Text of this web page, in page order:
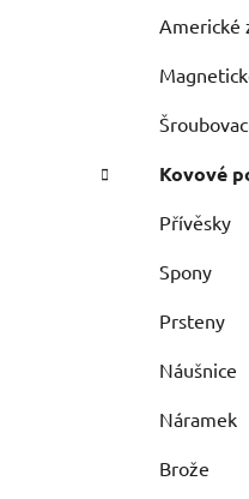
Americké
Kovové
Přívěsky
Spony
Prsteny
Náušnice
Náramek
Brože